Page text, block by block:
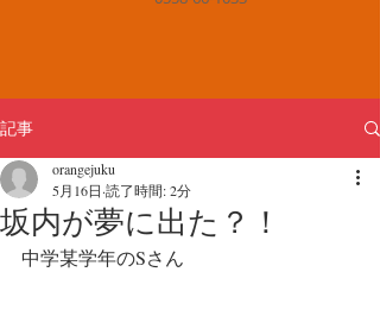
記事
坂内が夢に出た？！
orangejuku
5月16日 読了時間: 2分
中学某学年のSさん